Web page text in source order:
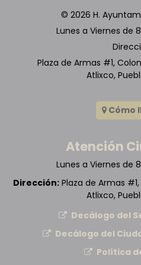
© 2026 H.
Lunes a Viernes de
Plaza de Armas #1,
Atlixco,
Cómo
Atención
Lunes a Viernes de
Dirección: Plaza de Armas
Atlixco,
Decálogo del
Decálogo del
Política
informada.
Respeto:
momento la
de los seres vivos y
ambiente.
Siente orgullo de
legado.
Es solidario con los